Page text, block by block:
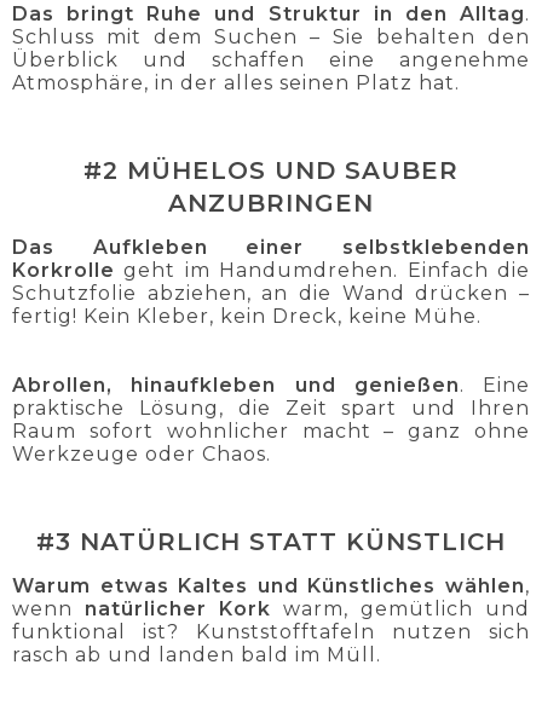
Das bringt Ruhe und Struktur in den Alltag.
Schluss mit dem Suchen – Sie behalten den
Überblick und schaffen eine angenehme
Atmosphäre, in der alles seinen Platz hat.
#2 MÜHELOS UND SAUBER
ANZUBRINGEN
Das Aufkleben einer selbstklebenden
Korkrolle geht im Handumdrehen. Einfach die
Schutzfolie abziehen, an die Wand drücken –
fertig! Kein Kleber, kein Dreck, keine Mühe.
Abrollen, hinaufkleben und genießen. Eine
praktische Lösung, die Zeit spart und Ihren
Raum sofort wohnlicher macht – ganz ohne
Werkzeuge oder Chaos.
#3 NATÜRLICH STATT KÜNSTLICH
Warum etwas Kaltes und Künstliches wählen,
wenn natürlicher Kork warm, gemütlich und
funktional ist? Kunststofftafeln nutzen sich
rasch ab und landen bald im Müll.